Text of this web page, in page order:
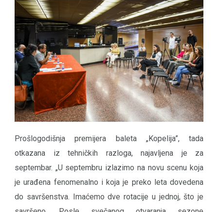
Prošlogodišnja premijera baleta „Kopelija”, tada
otkazana iz tehničkih razloga, najavljena je za
septembar. „U septembru izlazimo na novu scenu koja
je urađena fenomenalno i koja je preko leta dovedena
do savršenstva. Imaćemo dve rotacije u jednoj, što je